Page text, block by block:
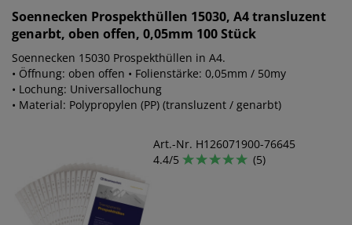
Soennecken Prospekthüllen 15030, A4 transluzent
genarbt, oben offen, 0,05mm 100 Stück
Soennecken 15030 Prospekthüllen in A4.
• Öffnung: oben offen • Folienstärke: 0,05mm / 50my
• Lochung: Universallochung
• Material: Polypropylen (PP) (transluzent / genarbt)
Art.-Nr. H126071900-76645
4.4/5
(5)